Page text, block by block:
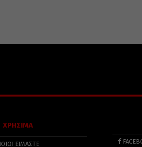
ΧΡΗΣΙΜΑ
ΕΙΜΑΣΤΕ